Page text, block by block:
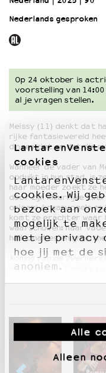
cookies
cookies. Wij
bezoek aan
mogelijk te
met je privacy
hoe jij met de
anoniem.
Alle
Alleen
Wat we doen
Word vriend
Historie
Huisregels
Privacyverklaring
Integriteits- en
Duurzaamheid
Culturele boycot Israël
Ruimte voor artistieke
Nederlands gesproken
Op 24 oktober is
voorstelling van 14:00
al je vragen stellen.
Meissy (11) denkt dat
rijke fantasiewereld
dingen ziet en dat die
Wanneer de vader van
opduikt in hun stad, is
haar moeder zoekt ze
door zijn kleurrijke
origami-kraanvogels en
komt ze erachter waar
waarschuwen: haar
hallucinaties en
Koning van de Zwervers
die complexe thema’s